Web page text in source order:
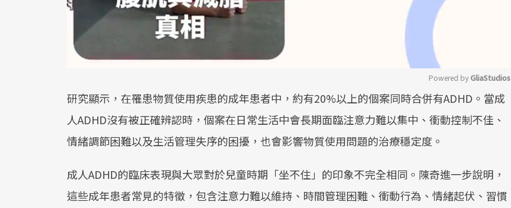
Mute
Powered by GliaStudios
研究顯示，在罹患物質使用疾患的成年患者中，約有20%以上的個案同時合併有ADHD。當成
人ADHD沒有被正確辨認時，個案在日常生活中會長期面臨注意力難以集中、衝動控制不佳、
情緒調節困難以及生活管理失序的困擾，也會影響物質使用問題的治療穩定度。
成人ADHD的臨床表現與大眾對於兒童時期「坐不住」的印象不完全相同。陳奇進一步說明，
這些成年患者常見的特徵，包含注意力難以維持、時間管理困難、衝動行為、情緒起伏、習慣